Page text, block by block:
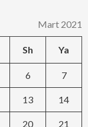
Mart 2021
Sh Ya
6 7
13 14
20 21